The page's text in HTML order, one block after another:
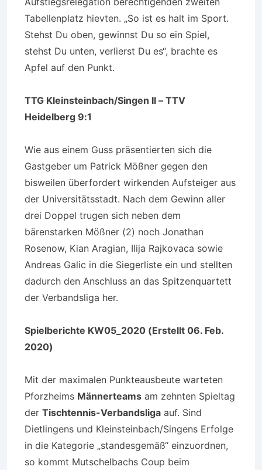
Tabellenplatz hievten. „So ist es halt im Sport.
Stehst Du oben, gewinnst Du so ein Spiel,
stehst Du unten, verlierst Du es“, brachte es
Apfel auf den Punkt.
TTG Kleinsteinbach/Singen II – TTV
Heidelberg 9:1
Wie aus einem Guss präsentierten sich die
Gastgeber um Patrick Mößner gegen den
bisweilen überfordert wirkenden Aufsteiger aus
der Universitätsstadt. Nach dem Gewinn aller
drei Doppel trugen sich neben dem
bärenstarken Mößner (2) noch Jonathan
Rosenow, Kian Aragian, Ilija Rajkovaca sowie
Andreas Galic in die Siegerliste ein und stellten
dadurch den Anschluss an das Spitzenquartett
der Verbandsliga her.
Spielberichte KW05_2020 (Erstellt 06. Feb.
2020)
Mit der maximalen Punkteausbeute warteten
Pforzheims Männerteams am zehnten Spieltag
der Tischtennis-Verbandsliga auf. Sind
Dietlingens und Kleinsteinbach/Singens Erfolge
in die Kategorie „standesgemäß“ einzuordnen,
so kommt Mutschelbachs Coup beim